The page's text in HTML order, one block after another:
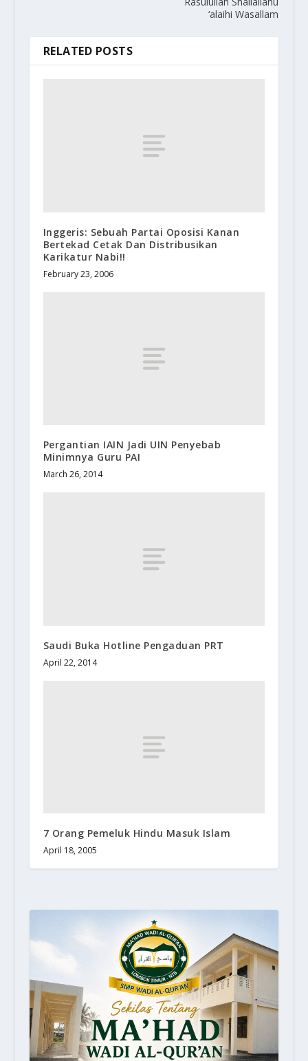
‘alaihi Wasallam
RELATED POSTS
Inggeris: Sebuah Partai Oposisi Kanan
Bertekad Cetak Dan Distribusikan
Karikatur Nabi!!
February 23, 2006
Pergantian IAIN Jadi UIN Penyebab
Minimnya Guru PAI
March 26, 2014
Saudi Buka Hotline Pengaduan PRT
April 22, 2014
7 Orang Pemeluk Hindu Masuk Islam
April 18, 2005